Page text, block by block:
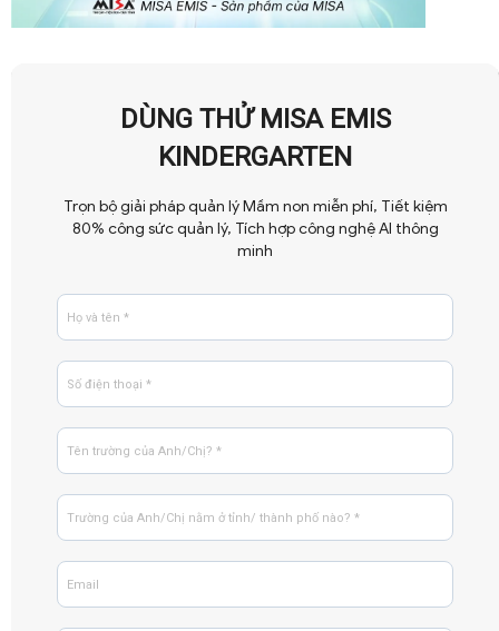
DÙNG THỬ MISA EMIS
KINDERGARTEN
Trọn bộ giải pháp quản lý Mầm non miễn phí, Tiết kiệm
80% công sức quản lý, Tích hợp công nghệ AI thông
minh